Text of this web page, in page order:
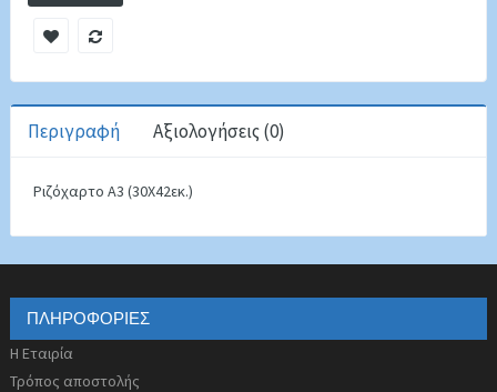
Περιγραφή Αξιολογήσεις (0)
Ριζόχαρτο Α3 (30Χ42εκ.)
ΠΛΗΡΟΦΟΡΊΕΣ
Η Εταιρία
Τρόπος αποστολής